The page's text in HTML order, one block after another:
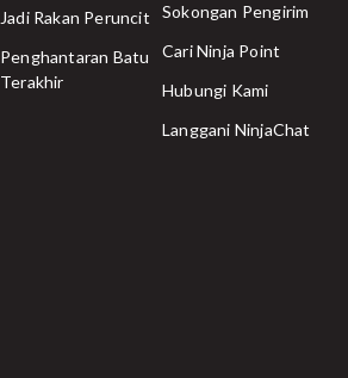
Jadi Rakan Peruncit
Penghantaran Batu
Terakhir
Sokongan Pengirim
Cari Ninja Point
Hubungi Kami
Langgani NinjaChat